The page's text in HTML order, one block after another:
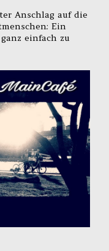
Anschlag auf die
Ein
einfach zu